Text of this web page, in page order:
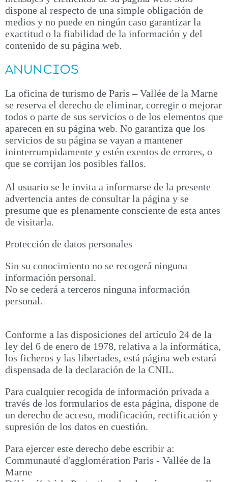
dispone al respecto de una simple obligación de
medios y no puede en ningún caso garantizar la
exactitud o la fiabilidad de la información y del
contenido de su página web.
ANUNCIOS
La oficina de turismo de París – Vallée de la Marne
se reserva el derecho de eliminar, corregir o mejorar
todos o parte de sus servicios o de los elementos que
aparecen en su página web. No garantiza que los
servicios de su página se vayan a mantener
ininterrumpidamente y estén exentos de errores, o
que se corrijan los posibles fallos.
Al usuario se le invita a informarse de la presente
advertencia antes de consultar la página y se
presume que es plenamente consciente de esta antes
de visitarla.
Protección de datos personales
Sin su conocimiento no se recogerá ninguna
información personal.
No se cederá a terceros ninguna información
personal.
Conforme a las disposiciones del artículo 24 de la
ley del 6 de enero de 1978, relativa a la informática,
los ficheros y las libertades, está página web estará
dispensada de la declaración de la CNIL.
Para cualquier recogida de información privada a
través de los formularios de esta página, dispone de
un derecho de acceso, modificación, rectificación y
supresión de los datos en cuestión.
Para ejercer este derecho debe escribir a:
Communauté d'agglomération Paris - Vallée de la
Marne